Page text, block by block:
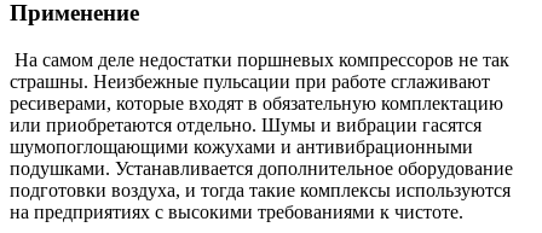
Применение
На самом деле недостатки поршневых компрессоров не так
страшны. Неизбежные пульсации при работе сглаживают
ресиверами, которые входят в обязательную комплектацию
или приобретаются отдельно. Шумы и вибрации гасятся
шумопоглощающими кожухами и антивибрационными
подушками. Устанавливается дополнительное оборудование
подготовки воздуха, и тогда такие комплексы используются
на предприятиях с высокими требованиями к чистоте.